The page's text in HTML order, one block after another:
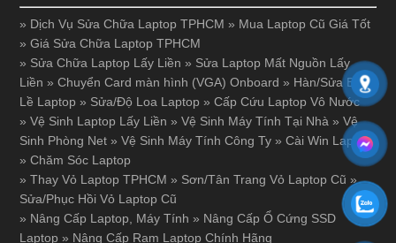
» Dịch Vụ Sửa Chữa Laptop TPHCM » Mua Laptop Cũ Giá Tốt
»Giá Sửa Chữa Laptop TPHCM
» Sửa Chữa Laptop Lấy Liền » Sửa Laptop Mất Nguồn Lấy
Liền »Chuyển Card màn hình (VGA) Onboard » Hàn/Sửa Bản
Lề Laptop » Sửa/Độ Loa Laptop »Cấp Cứu Laptop Vô Nước
»Vệ Sinh Laptop Lấy Liền »Vệ Sinh Máy Tính Tại Nhà »Vệ
Sinh Phòng Net »Vệ Sinh Máy Tính Công Ty »Cài Win Laptop
»Chăm Sóc Laptop
»Thay Vỏ Laptop TPHCM » Sơn/Tân Trang Vỏ Laptop Cũ »
Sửa/Phục Hồi Vỏ Laptop Cũ
» Nâng Cấp Laptop, Máy Tính » Nâng Cấp Ổ Cứng SSD
Laptop » Nâng Cấp Ram Laptop Chính Hãng